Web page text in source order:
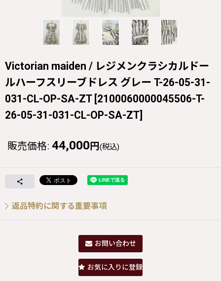
Victorian maiden / レジメンクラシカルドー
ルハーフスリーブドレス グレー T-26-05-31-
031-CL-OP-SA-ZT [2100060000045506-T-
26-05-31-031-CL-OP-SA-ZT]
販売価格: 44,000 円 (税込)
返品特約に関する重要事項
お問い合わせ
お気に入りに登録